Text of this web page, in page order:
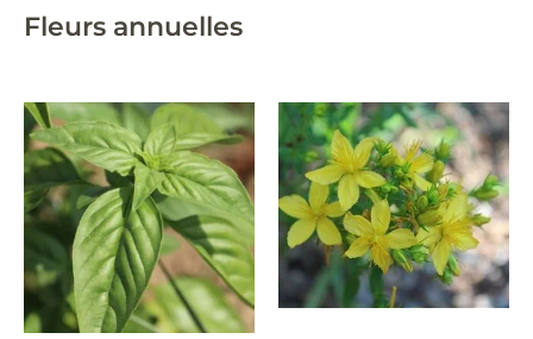
Fleurs annuelles